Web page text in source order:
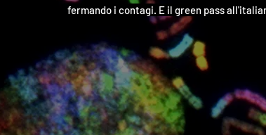
fermando i contagi. E il green pass